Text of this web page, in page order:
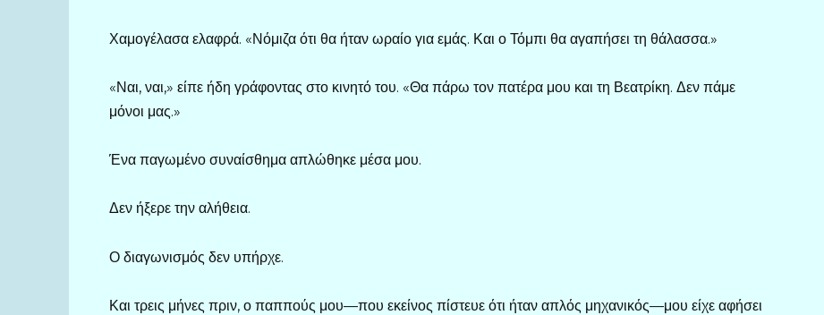
Χαμογέλασα ελαφρά. «Νόμιζα ότι θα ήταν ωραίο για εμάς. Και ο Τόμπι θα αγαπήσει τη θάλασσα.»
«Ναι, ναι,» είπε ήδη γράφοντας στο κινητό του. «Θα πάρω τον πατέρα μου και τη Βεατρίκη. Δεν πάμε
μόνοι μας.»
Ένα παγωμένο συναίσθημα απλώθηκε μέσα μου.
Δεν ήξερε την αλήθεια.
Ο διαγωνισμός δεν υπήρχε.
Και τρεις μήνες πριν, ο παππούς μου—που εκείνος πίστευε ότι ήταν απλός μηχανικός—μου είχε αφήσει